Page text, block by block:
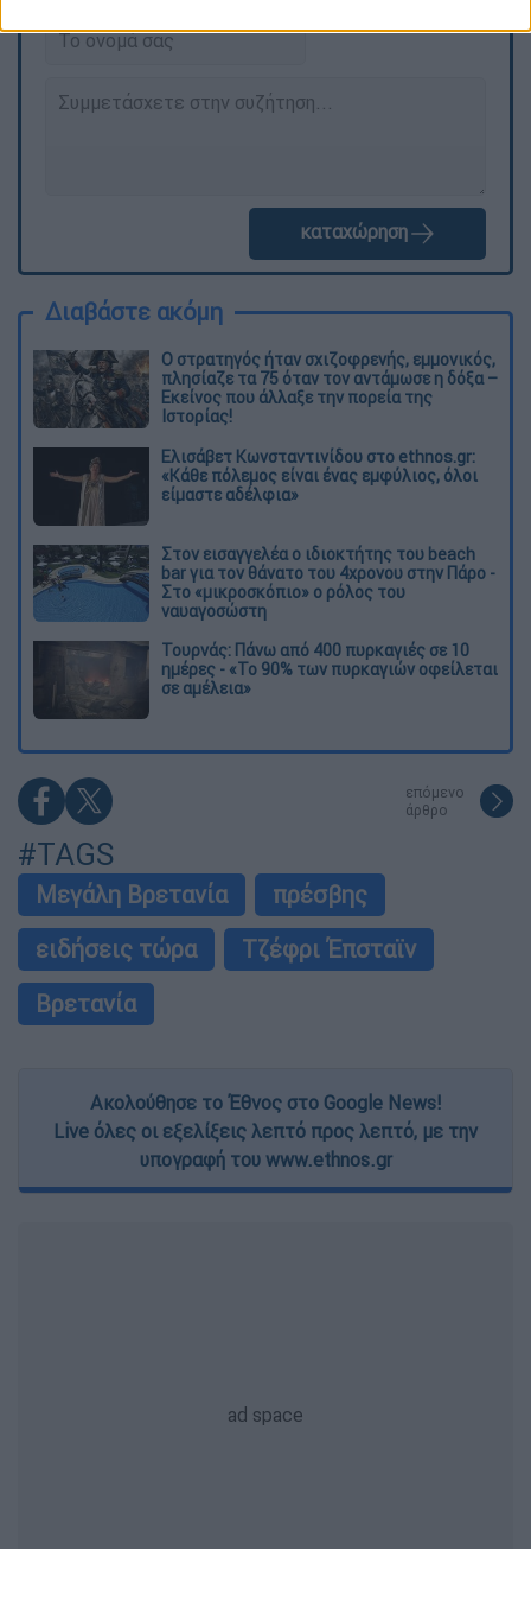
καταχώρηση
Διαβάστε ακόμη
O στρατηγός ήταν σχιζοφρενής, εμμονικός,
πλησίαζε τα 75 όταν τον αντάμωσε η δόξα –
Εκείνος που άλλαξε την πορεία της
Ιστορίας!
Ελισάβετ Κωνσταντινίδου στο ethnos.gr:
«Κάθε πόλεμος είναι ένας εμφύλιος, όλοι
είμαστε αδέλφια»
Στον εισαγγελέα ο ιδιοκτήτης του beach
bar για τον θάνατο του 4χρονου στην Πάρο -
Στο «μικροσκόπιο» ο ρόλος του
ναυαγοσώστη
Τουρνάς: Πάνω από 400 πυρκαγιές σε 10
ημέρες - «Το 90% των πυρκαγιών οφείλεται
σε αμέλεια»
επόμενο
άρθρο
#TAGS
Μεγάλη Βρετανία
πρέσβης
ειδήσεις τώρα
Τζέφρι Έπσταϊν
Βρετανία
Ακολούθησε το Έθνος στο Google News!
Live όλες οι εξελίξεις λεπτό προς λεπτό, με την
υπογραφή του www.ethnos.gr